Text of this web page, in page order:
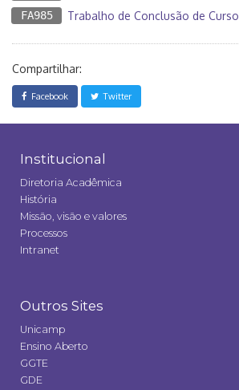
FA985 Trabalho de Conclusão de Curso
Compartilhar:
Facebook Twitter
Institucional
Diretoria Acadêmica
História
Missão, visão e valores
Processos
Intranet
Outros Sites
Unicamp
Ensino Aberto
GGTE
GDE